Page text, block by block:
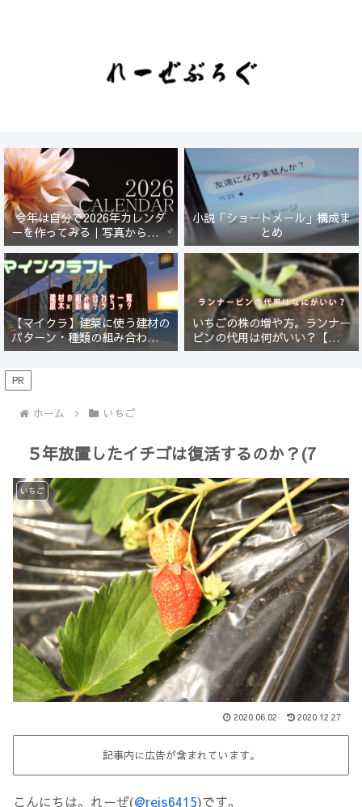
今年は自分で2026年カレンダ
ーを作ってみる｜写真から始ま
る小さなプロジェクト【一灯
花】
小説「ショートメール」構成ま
とめ
【マイクラ】建築に使う建材の
パターン・種類の組み合わせ一
覧！原木×彩釉テラコッタ編
いちごの株の増や方。ランナー
ピンの代用は何がいい？【５年
放置したイチゴは復活するの
PR
ホーム いちご
５年放置したイチゴは復活するのか？(7
いちご
2020.06.02 2020.12.27
記事内に広告が含まれています。
こんにちは。れーぜ(@reis6415)です。